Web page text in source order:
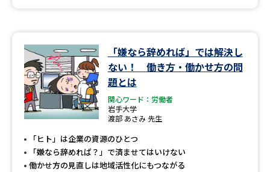
「嫌なら辞めれば」では解決し
ない！ 働き方・働かせ方の問
題とは
関心ワード：労働者
岩手大学
渡部 あさみ 先生
「ヒト」は企業の資源のひとつ
「嫌なら辞めれば？」で済ませてはいけない
働かせ方の見直しは地域活性化にもつながる